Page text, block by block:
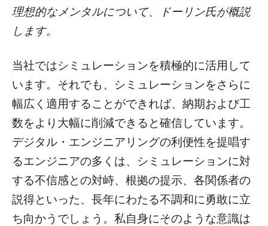
理想的なメンタルについて、ドーリン氏が概説
します。
当社ではシミュレーションを積極的に活用して
います。それでも、シミュレーションをさらに
幅広く適用することができれば、納期および工
数をより大幅に削減できると確信しています。
デジタル・エンジニアリングの利便性を提唱す
るエンジニアの多くは、シミュレーションに対
する不信感との対峙、根拠の提示、各関係者の
説得といった、長年にわたる不調和に勇敢に立
ち向かうでしょう。私自身にそのような意識は